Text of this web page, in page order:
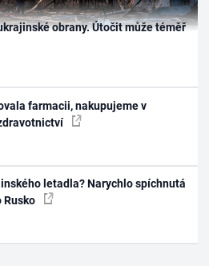
obrany. Útočit může téměř
farmacii, nakupujeme v
letadla? Narychlo spíchnutá
Rusko